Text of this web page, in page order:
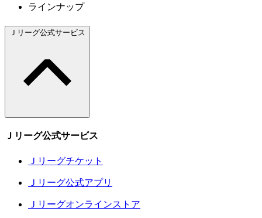
ラインナップ
Ｊリーグ公式サービス
Ｊリーグ公式サービス
Ｊリーグチケット
Ｊリーグ公式アプリ
Ｊリーグオンラインストア